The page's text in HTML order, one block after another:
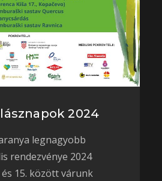
2024
legnagyobb
rendezvénye 2024
15. között várunk